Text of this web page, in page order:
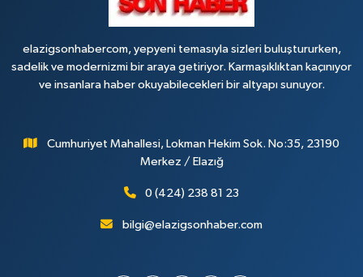
elazigsonhabercom, yepyeni temasıyla sizleri buluştururken,
sadelik ve modernizmi bir araya getiriyor. Karmaşıklıktan kaçınıyor
ve insanlara haber okuyabilecekleri bir altyapı sunuyor.
Cumhuriyet Mahallesi, Lokman Hekim Sok. No:35, 23190
Merkez / Elazığ
0 (424) 238 81 23
bilgi@elazigsonhaber.com